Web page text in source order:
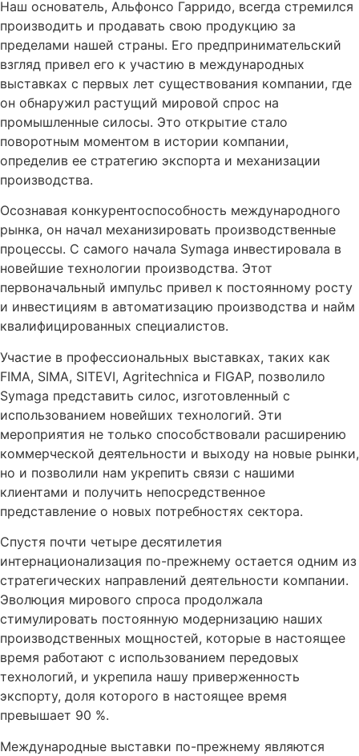
Наш основатель, Альфонсо Гарридо, всегда стремился
производить и продавать свою продукцию за
пределами нашей страны. Его предпринимательский
взгляд привел его к участию в международных
выставках с первых лет существования компании, где
он обнаружил растущий мировой спрос на
промышленные силосы. Это открытие стало
поворотным моментом в истории компании,
определив ее стратегию экспорта и механизации
производства.
Осознавая конкурентоспособность международного
рынка, он начал механизировать производственные
процессы. С самого начала Symaga инвестировала в
новейшие технологии производства. Этот
первоначальный импульс привел к постоянному росту
и инвестициям в автоматизацию производства и найм
квалифицированных специалистов.
Участие в профессиональных выставках, таких как
FIMA, SIMA, SITEVI, Agritechnica и FIGAP, позволило
Symaga представить силос, изготовленный с
использованием новейших технологий. Эти
мероприятия не только способствовали расширению
коммерческой деятельности и выходу на новые рынки,
но и позволили нам укрепить связи с нашими
клиентами и получить непосредственное
представление о новых потребностях сектора.
Спустя почти четыре десятилетия
интернационализация по-прежнему остается одним из
стратегических направлений деятельности компании.
Эволюция мирового спроса продолжала
стимулировать постоянную модернизацию наших
производственных мощностей, которые в настоящее
время работают с использованием передовых
технологий, и укрепила нашу приверженность
экспорту, доля которого в настоящее время
превышает 90 %.
Международные выставки по-прежнему являются